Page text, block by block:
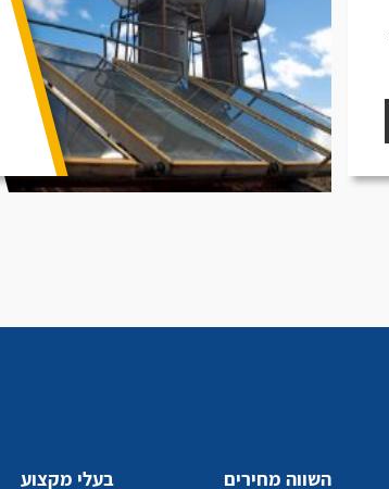
השווה מחירים בעלי מקצוע